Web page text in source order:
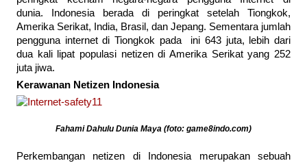
dunia. Indonesia berada di peringkat setelah Tiongkok,
Amerika Serikat, India, Brasil, dan Jepang. Sementara jumlah
pengguna internet di Tiongkok pada ini 643 juta, lebih dari
dua kali lipat populasi netizen di Amerika Serikat yang 252
juta jiwa.
Kerawanan Netizen Indonesia
Fahami Dahulu Dunia Maya (foto: game8indo.com)
Perkembangan netizen di Indonesia merupakan sebuah